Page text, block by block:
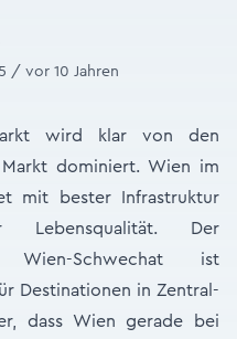
/ vor 10 Jahren
wird klar von den
dominiert. Wien im
mit bester Infrastruktur
Der
Wien-Schwechat ist
Destinationen in Zentral-
dass Wien gerade bei